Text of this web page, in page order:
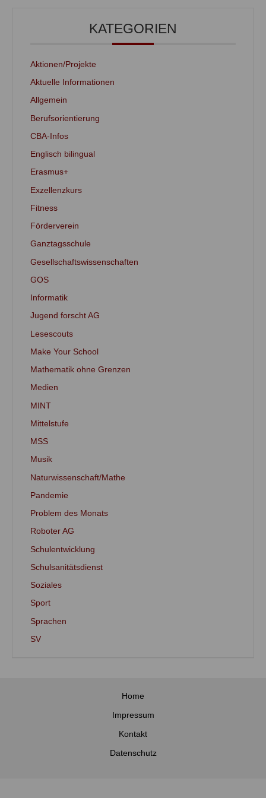
KATEGORIEN
Aktionen/Projekte
Aktuelle Informationen
Allgemein
Berufsorientierung
CBA-Infos
Englisch bilingual
Erasmus+
Exzellenzkurs
Fitness
Förderverein
Ganztagsschule
Gesellschaftswissenschaften
GOS
Informatik
Jugend forscht AG
Lesescouts
Make Your School
Mathematik ohne Grenzen
Medien
MINT
Mittelstufe
MSS
Musik
Naturwissenschaft/Mathe
Pandemie
Problem des Monats
Roboter AG
Schulentwicklung
Schulsanitätsdienst
Soziales
Sport
Sprachen
SV
Home
Impressum
Kontakt
Datenschutz